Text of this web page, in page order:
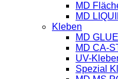
MD
MD
Kleben
MD
MD CA-
UV-
Spezial